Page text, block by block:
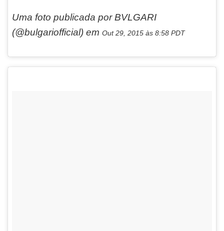
Uma foto publicada por BVLGARI
(@bulgariofficial) em Out 29, 2015 às 8:58 PDT